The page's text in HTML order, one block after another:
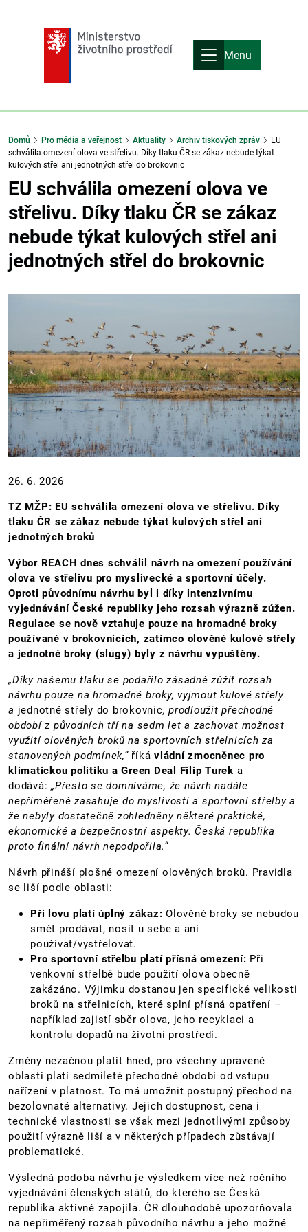
Menu
Domů Pro média a veřejnost Aktuality Archiv tiskových zpráv
EU
schválila omezení olova ve střelivu. Díky tlaku ČR se zákaz nebude týkat
kulových střel ani jednotných střel do brokovnic
EU schválila omezení olova ve
střelivu. Díky tlaku ČR se zákaz
nebude týkat kulových střel ani
jednotných střel do brokovnic
26. 6. 2026
TZ MŽP: EU schválila omezení olova ve střelivu. Díky
tlaku ČR se zákaz nebude týkat kulových střel ani
jednotných broků
Výbor REACH dnes schválil návrh na omezení používání
olova ve střelivu pro myslivecké a sportovní účely.
Oproti původnímu návrhu byl i díky intenzivnímu
vyjednávání České republiky jeho rozsah výrazně zúžen.
Regulace se nově vztahuje pouze na hromadné broky
používané v brokovnicích, zatímco olověné kulové střely
a jednotné broky (slugy) byly z návrhu vypuštěny.
„Díky našemu tlaku se podařilo zásadně zúžit rozsah
návrhu pouze na hromadné broky, vyjmout kulové střely
a jednotné střely do brokovnic, prodloužit přechodné
období z původních tří na sedm let a zachovat možnost
využití olověných broků na sportovních střelnicích za
stanovených podmínek,“ říká vládní zmocněnec pro
klimatickou politiku a Green Deal Filip Turek a
dodává: „Přesto se domníváme, že návrh nadále
nepřiměřeně zasahuje do myslivosti a sportovní střelby a
že nebyly dostatečně zohledněny některé praktické,
ekonomické a bezpečnostní aspekty. Česká republika
proto finální návrh nepodpořila.“
Návrh přináší plošné omezení olověných broků. Pravidla
se liší podle oblasti:
Při lovu platí úplný zákaz: Olověné broky se nebudou
smět prodávat, nosit u sebe a ani
používat/vystřelovat.
Pro sportovní střelbu platí přísná omezení: Při
venkovní střelbě bude použití olova obecně
zakázáno. Výjimku dostanou jen specifické velikosti
broků na střelnicích, které splní přísná opatření –
například zajistí sběr olova, jeho recyklaci a
kontrolu dopadů na životní prostředí.
Změny nezačnou platit hned, pro všechny upravené
oblasti platí sedmileté přechodné období od vstupu
nařízení v platnost. To má umožnit postupný přechod na
bezolovnaté alternativy. Jejich dostupnost, cena i
technické vlastnosti se však mezi jednotlivými způsoby
použití výrazně liší a v některých případech zůstávají
problematické.
Výsledná podoba návrhu je výsledkem více než ročního
vyjednávání členských států, do kterého se Česká
republika aktivně zapojila. ČR dlouhodobě upozorňovala
na nepřiměřený rozsah původního návrhu a jeho možné